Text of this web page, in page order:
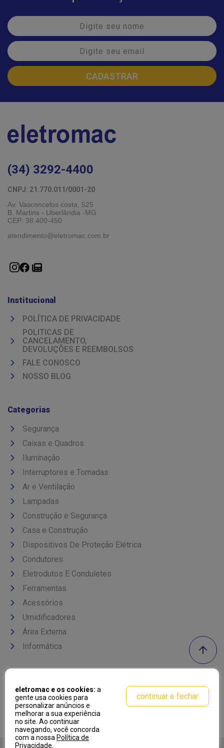
(34) 3292-4400
CNPJ: 21.770.011/0001-20
Av. Vasconcelos costa, 525
B. Martins - Uberlândia -MG
CEP: 38.400-450
atendimento@eletromac.com.br
Institucional
POLÍTICA DE PRIVACIDADE
POLITICAS DE
CANCELAMENTO,
DEVOLUÇÕES E REEMBOLSOS
FALE CONOSCO
NOSSO BLOG
Categorias
Segurança
Caixas e Quadros
Iluminação
Interruptores e Tomadas
Ar e Ventilação
Lampadas
Construção e Segurança
Casa e Construção
Dispositivos De Proteção Elétrica
Condutores
Eletrodutos E Conduletes
Ferramentas
Acessórios
Umidificadores
Área Externa
Informática
eletromac e os cookies: a
gente usa cookies para
personalizar anúncios e
melhorar a sua experiência
no site. Ao continuar
navegando, você concorda
com a nossa Política de
Privacidade
continuar e fechar